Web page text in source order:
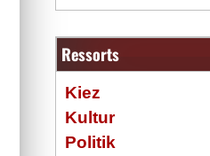
Ressorts
Kiez
Kultur
Politik